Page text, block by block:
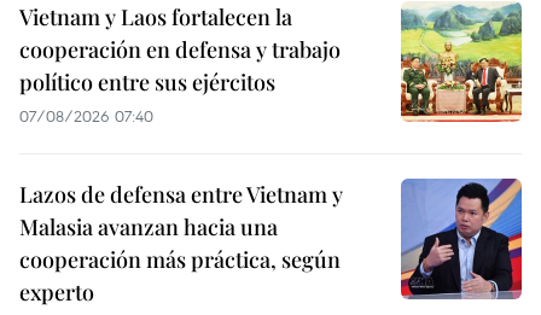
Vietnam y Laos fortalecen la
cooperación en defensa y trabajo
político entre sus ejércitos
07/08/2026 07:40
Lazos de defensa entre Vietnam y
Malasia avanzan hacia una
cooperación más práctica, según
experto